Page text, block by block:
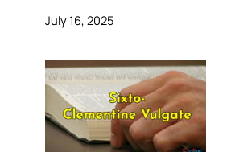
July 16, 2025